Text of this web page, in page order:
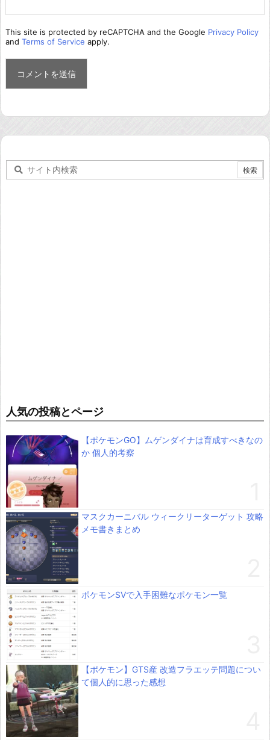
This site is protected by reCAPTCHA and the Google Privacy Policy
and Terms of Service apply.
人気の投稿とページ
【ポケモンGO】ムゲンダイナは育成すべきなの
か 個人的考察
マスクカーニバル ウィークリーターゲット 攻略
メモ書きまとめ
ポケモンSVで入手困難なポケモン一覧
【ポケモン】GTS産 改造フラエッテ問題につい
て個人的に思った感想